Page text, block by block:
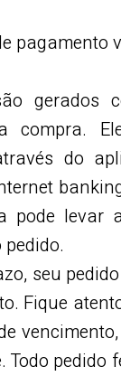
pagamento
gerados
compra.
do
pode levar
seu
Fique
Todo pedido